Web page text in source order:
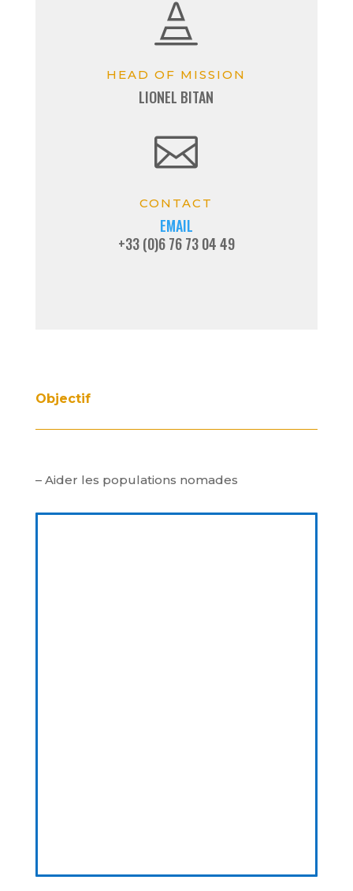

HEAD OF MISSION
LIONEL BITAN

CONTACT
EMAIL
+33 (0)6 76 73 04 49
Objectif
– Aider les populations nomades